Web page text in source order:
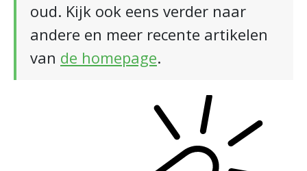
oud. Kijk ook eens verder naar
andere en meer recente artikelen
van de homepage.